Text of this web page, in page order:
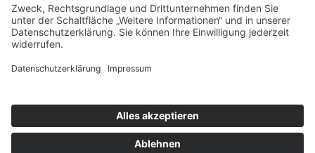
Über uns
Produktanfrage
Datenschutzerklärung